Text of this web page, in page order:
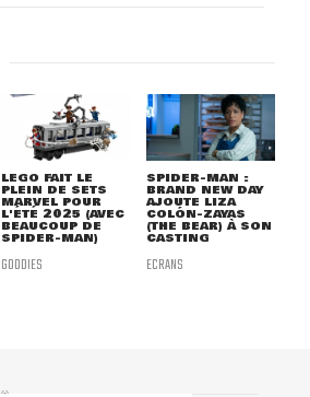
LEGO FAIT LE
PLEIN DE SETS
MARVEL POUR
L'ÉTÉ 2025 (AVEC
BEAUCOUP DE
SPIDER-MAN)
GOODIES
SPIDER-MAN :
BRAND NEW DAY
AJOUTE LIZA
COLÓN-ZAYAS
(THE BEAR) À SON
CASTING
ECRANS